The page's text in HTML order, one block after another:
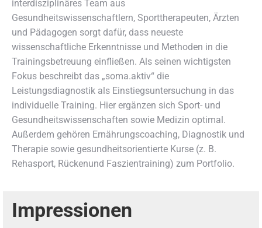
interdisziplinäres Team aus
Gesundheitswissenschaftlern, Sporttherapeuten, Ärzten
und Pädagogen sorgt dafür, dass neueste
wissenschaftliche Erkenntnisse und Methoden in die
Trainingsbetreuung einfließen. Als seinen wichtigsten
Fokus beschreibt das „soma.aktiv“ die
Leistungsdiagnostik als Einstiegsuntersuchung in das
individuelle Training. Hier ergänzen sich Sport- und
Gesundheitswissenschaften sowie Medizin optimal.
Außerdem gehören Ernährungscoaching, Diagnostik und
Therapie sowie gesundheitsorientierte Kurse (z. B.
Rehasport, Rückenund Faszientraining) zum Portfolio.
Impressionen